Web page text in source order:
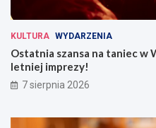
KULTURA WYDARZENIA
Ostatnia szansa na taniec w
letniej imprezy!
7 sierpnia 2026